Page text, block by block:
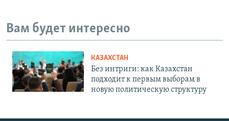
Вам будет интересно
КАЗАХСТАН
Без интриги: как Казахстан
подходит к первым выборам в
новую политическую структуру